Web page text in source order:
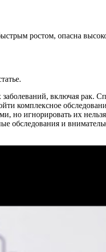
ростом, опасна
включая рак.
комплексное
но игнорировать их
обследования и